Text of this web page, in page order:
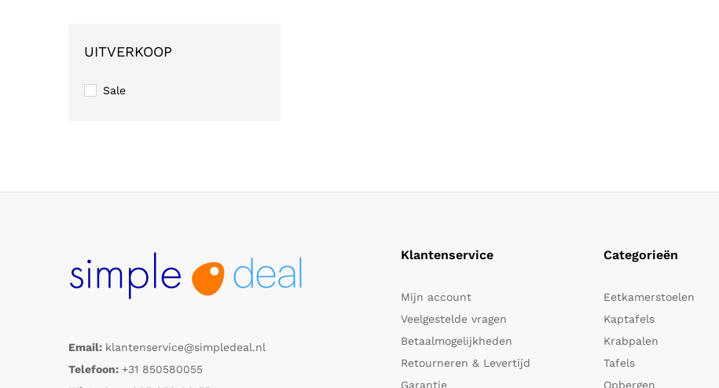
UITVERKOOP
Sale
Email: klantenservice@simpledeal.nl
Telefoon: +31 850580055
Klantenservice
Mijn account
Veelgestelde vragen
Betaalmogelijkheden
Retourneren & Levertijd
Garantie
Categorieën
Eetkamerstoelen
Kaptafels
Krabpalen
Tafels
Opbergen